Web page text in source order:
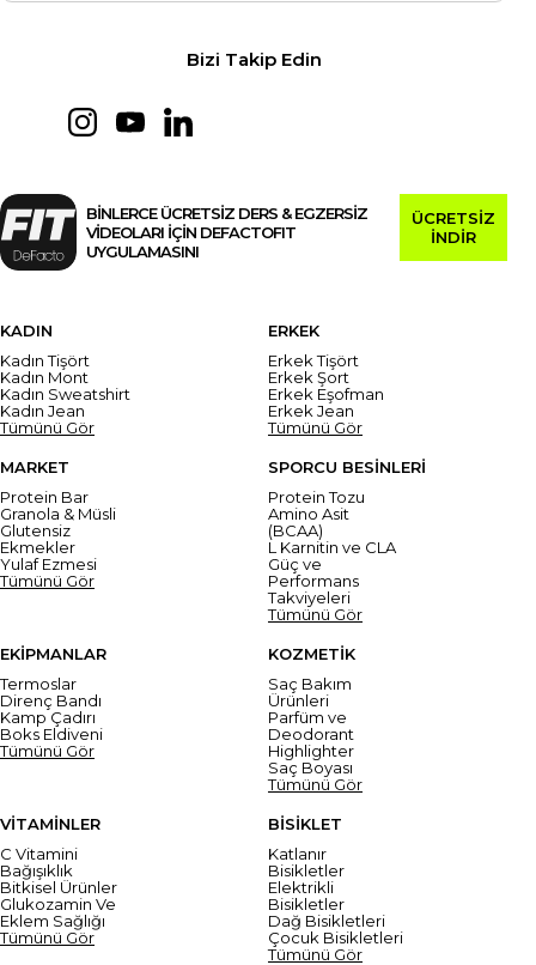
Bizi Takip Edin
BİNLERCE ÜCRETSİZ DERS & EGZERSİZ
VİDEOLARI İÇİN DEFACTOFIT
UYGULAMASINI
ÜCRETSİZ
İNDİR
KADIN
Kadın Tişört
Kadın Mont
Kadın Sweatshirt
Kadın Jean
Tümünü Gör
ERKEK
Erkek Tişört
Erkek Şort
Erkek Eşofman
Erkek Jean
Tümünü Gör
MARKET
Protein Bar
Granola & Müsli
Glutensiz
Ekmekler
Yulaf Ezmesi
Tümünü Gör
SPORCU BESİNLERİ
Protein Tozu
Amino Asit
(BCAA)
L Karnitin ve CLA
Güç ve
Performans
Takviyeleri
Tümünü Gör
EKİPMANLAR
Termoslar
Direnç Bandı
Kamp Çadırı
Boks Eldiveni
Tümünü Gör
KOZMETİK
Saç Bakım
Ürünleri
Parfüm ve
Deodorant
Highlighter
Saç Boyası
Tümünü Gör
VİTAMİNLER
C Vitamini
Bağışıklık
Bitkisel Ürünler
Glukozamin Ve
Eklem Sağlığı
Tümünü Gör
BİSİKLET
Katlanır
Bisikletler
Elektrikli
Bisikletler
Dağ Bisikletleri
Çocuk Bisikletleri
Tümünü Gör